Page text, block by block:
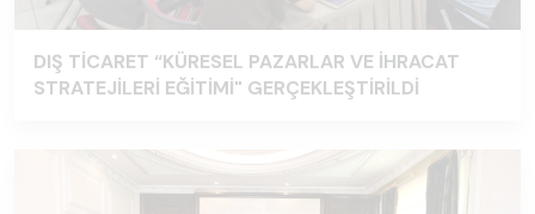
DIŞ TİCARET “KÜRESEL PAZARLAR VE İHRACAT
STRATEJİLERİ EĞİTİMİ" GERÇEKLEŞTİRİLDİ